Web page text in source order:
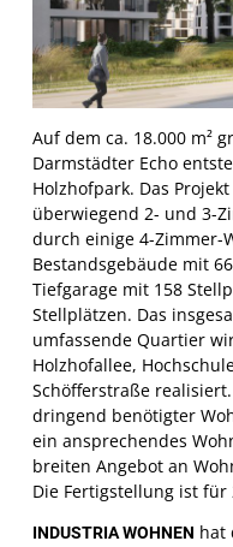
Auf dem ca. 18.000 m²
Darmstädter Echo
Holzhofpark. Das
überwiegend 2- und 3-
durch einige 4-Zimmer-
Bestandsgebäude mit
Tiefgarage mit 158
Stellplätzen. Das
umfassende Quartier
Holzhofallee,
Schöfferstraße
dringend benötigter
ein ansprechendes
breiten Angebot an
Die Fertigstellung ist für
INDUSTRIA WOHNEN hat